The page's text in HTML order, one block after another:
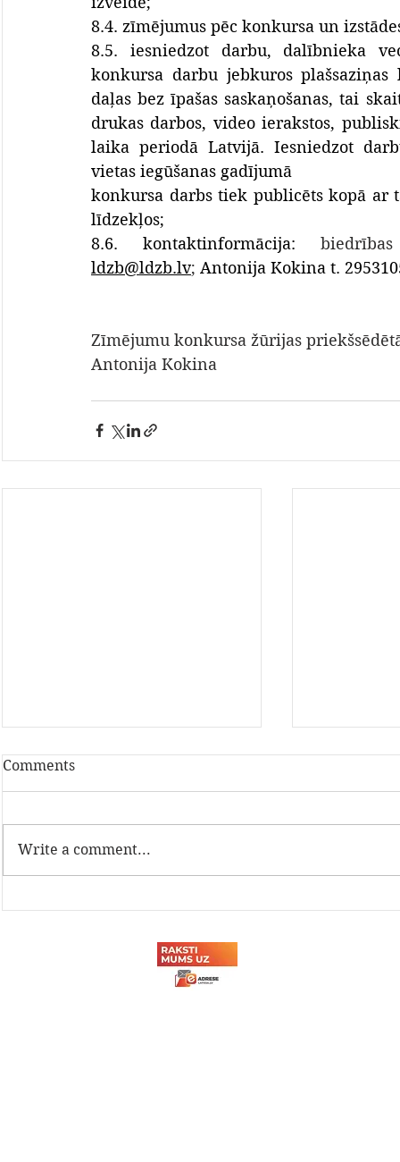
8.4. zīmējumus pēc konkursa un
8.5. iesniedzot darbu, dalībnieka
konkursa darbu jebkuros
daļas bez īpašas saskaņošanas, tai
drukas darbos, video ierakstos,
laika periodā Latvijā. Iesniedzot
vietas iegūšanas gadījumā
konkursa darbs tiek publicēts kopā ar
līdzekļos;
8.6. kontaktinformācija:
ldzb@ldzb.lv; Antonija Kokina t.
Zīmējumu konkursa žūrijas
Antonija Kokina
Comments
Write a comment...